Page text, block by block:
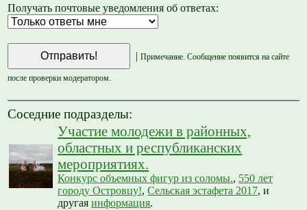
Получать почтовые уведомления об ответах:
| Примечание. Сообщение появится на сайте
после проверки модератором.
Соседние подразделы:
Участие молодежи в районных,
областных и республиканских
мероприятиях.
Конкурс объемных фигур из соломы., 550 лет
городу Островцу!,Сельская эстафета 2017, и
другаяинформация.